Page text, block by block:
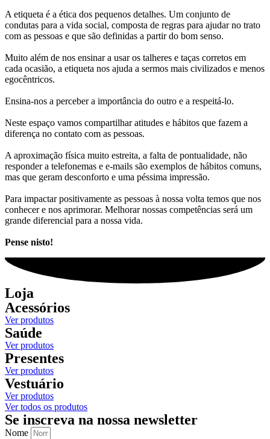
A etiqueta é a ética dos pequenos detalhes. Um conjunto de
condutas para a vida social, composta de regras para ajudar no trato
com as pessoas e que são definidas a partir do bom senso.
Muito além de nos ensinar a usar os talheres e taças corretos em
cada ocasião, a etiqueta nos ajuda a sermos mais civilizados e menos
egocêntricos.
Ensina-nos a perceber a importância do outro e a respeitá-lo.
Neste espaço vamos compartilhar atitudes e hábitos que fazem a
diferença no contato com as pessoas.
A aproximação física muito estreita, a falta de pontualidade, não
responder a telefonemas e e-mails são exemplos de hábitos comuns,
mas que geram desconforto e uma péssima impressão.
Para impactar positivamente as pessoas à nossa volta temos que nos
conhecer e nos aprimorar. Melhorar nossas competências será um
grande diferencial para a nossa vida.
Pense nisto!
Loja
Acessórios
Ver produtos
Saúde
Ver produtos
Presentes
Ver produtos
Vestuário
Ver produtos
Ver todos os produtos
Se inscreva na nossa newsletter
Nome